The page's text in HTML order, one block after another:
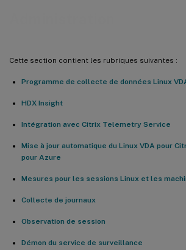
Cette section contient les rubriques suivantes :
Programme de collecte de données Linux
HDX Insight
Intégration avec Citrix Telemetry Service
Mise à jour automatique du Linux VDA pour
pour Azure
Mesures pour les sessions Linux et les
Collecte de journaux
Observation de session
Démon du service de surveillance